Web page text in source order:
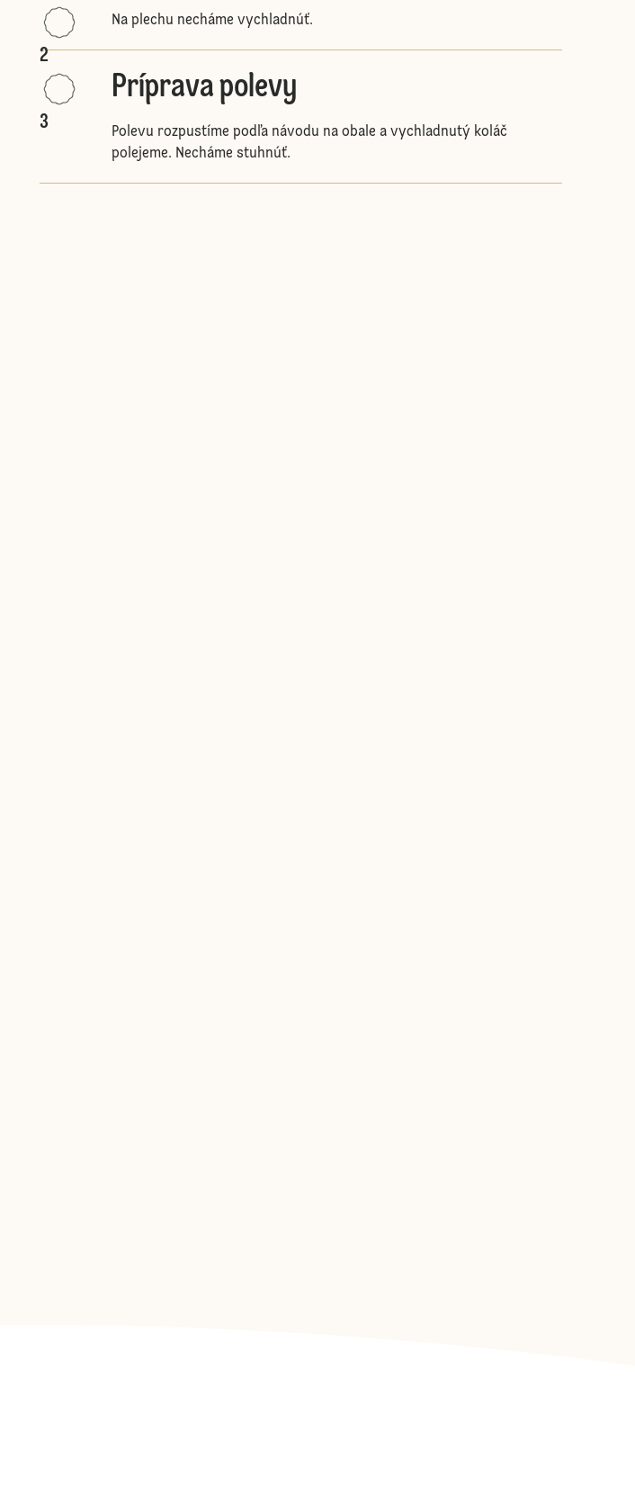
2
Na plechu necháme vychladnúť.
3
Príprava polevy
Polevu rozpustíme podľa návodu na obale a vychladnutý koláč
polejeme. Necháme stuhnúť.